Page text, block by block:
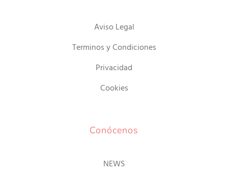
Aviso Legal
Terminos y Condiciones
Privacidad
Cookies
Conócenos
NEWS